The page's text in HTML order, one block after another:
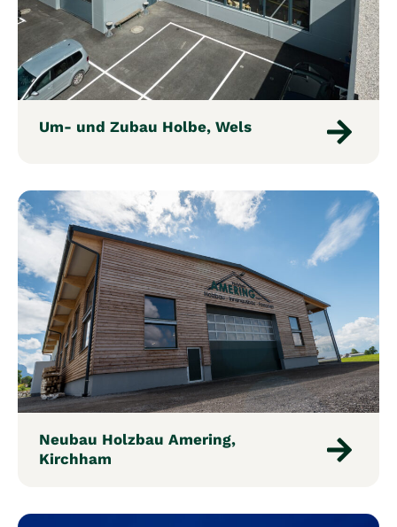
Um- und Zubau Holbe, Wels
Neubau Holzbau Amering,
Kirchham